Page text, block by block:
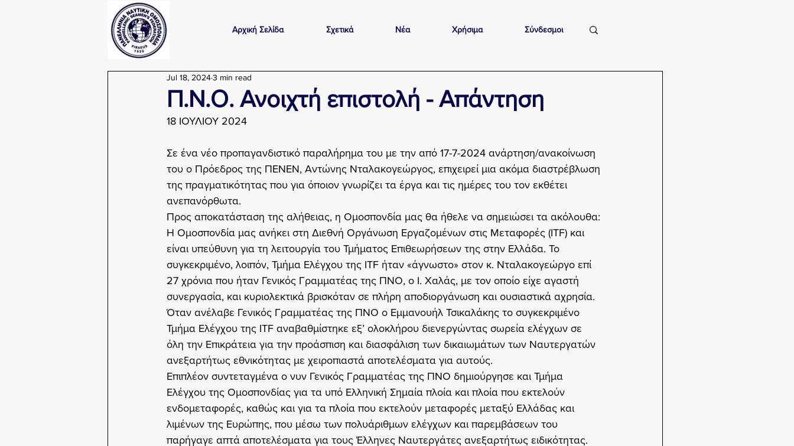
Αρχική Σελίδα Σχετικά Νέα Χρήσιμα Σύνδεσμοι
Π.Ν.Ο. Ανοιχτή επιστολή - Απάντηση
Jul 18, 20243 min read
18 ΙΟΥΛΙΟΥ 2024
Σε ένα νέο προπαγανδιστικό παραλήρημα του με την από 17-7-2024 ανάρτηση/ανακοίνωση
του ο Πρόεδρος της ΠΕΝΕΝ, Αντώνης Νταλακογεώργος, επιχειρεί μια ακόμα διαστρέβλωση
της πραγματικότητας που για όποιον γνωρίζει τα έργα και τις ημέρες του τον εκθέτει
ανεπανόρθωτα.
Προς αποκατάσταση της αλήθειας, η Ομοσπονδία μας θα ήθελε να σημειώσει τα ακόλουθα:
Η Ομοσπονδία μας ανήκει στη Διεθνή Οργάνωση Εργαζομένων στις Μεταφορές (ITF) και
είναι υπεύθυνη για τη λειτουργία του Τμήματος Επιθεωρήσεων της στην Ελλάδα. Το
συγκεκριμένο, λοιπόν, Τμήμα Ελέγχου της ITF ήταν «άγνωστο» στον κ. Νταλακογεώργο επί
27 χρόνια που ήταν Γενικός Γραμματέας της ΠΝΟ, ο Ι. Χαλάς, με τον οποίο είχε αγαστή
συνεργασία, και κυριολεκτικά βρισκόταν σε πλήρη αποδιοργάνωση και ουσιαστικά αχρησία.
Όταν ανέλαβε Γενικός Γραμματέας της ΠΝΟ ο Εμμανουήλ Τσικαλάκης το συγκεκριμένο
Τμήμα Ελέγχου της ITF αναβαθμίστηκε εξ’ ολοκλήρου διενεργώντας σωρεία ελέγχων σε
όλη την Επικράτεια για την προάσπιση και διασφάλιση των δικαιωμάτων των Ναυτεργατών
ανεξαρτήτως εθνικότητας με χειροπιαστά αποτελέσματα για αυτούς.
Επιπλέον συντεταγμένα ο νυν Γενικός Γραμματέας της ΠΝΟ δημιούργησε και Τμήμα
Ελέγχου της Ομοσπονδίας για τα υπό Ελληνική Σημαία πλοία και πλοία που εκτελούν
ενδομεταφορές, καθώς και για τα πλοία που εκτελούν μεταφορές μεταξύ Ελλάδας και
λιμένων της Ευρώπης, που μέσω των πολυάριθμων ελέγχων και παρεμβάσεων του
παρήγαγε απτά αποτελέσματα για τους Έλληνες Ναυτεργάτες ανεξαρτήτως ειδικότητας.